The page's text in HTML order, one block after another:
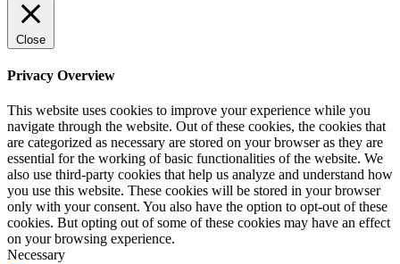
Close
Privacy Overview
This website uses cookies to improve your experience while you
navigate through the website. Out of these cookies, the cookies that
are categorized as necessary are stored on your browser as they are
essential for the working of basic functionalities of the website. We
also use third-party cookies that help us analyze and understand how
you use this website. These cookies will be stored in your browser
only with your consent. You also have the option to opt-out of these
cookies. But opting out of some of these cookies may have an effect
on your browsing experience.
Necessary